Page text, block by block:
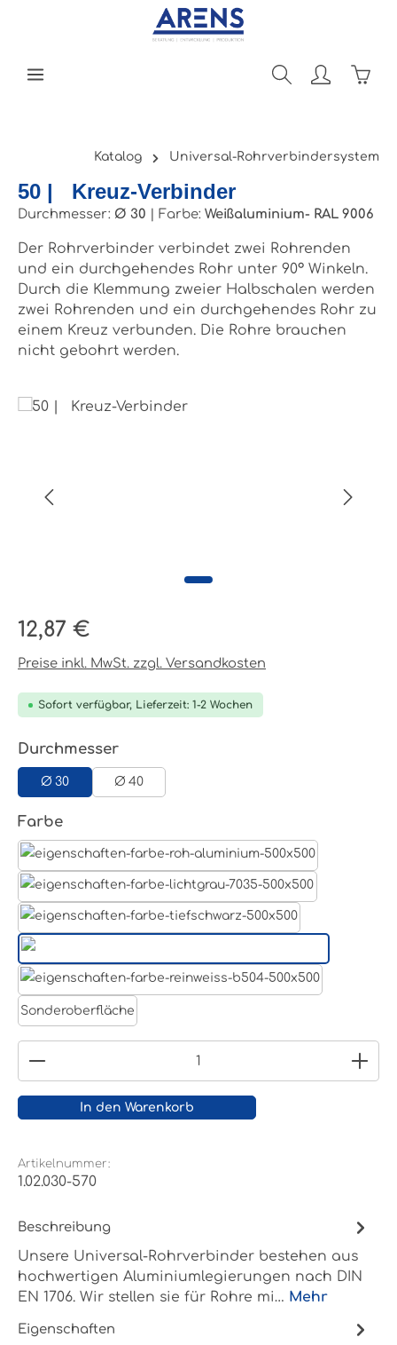
Zum Hauptinhalt springen
Katalog Universal-Rohrverbindersystem
50 | Kreuz-Verbinder
Durchmesser: Ø 30 Farbe: Weißaluminium- RAL 9006
Der Rohrverbinder verbindet zwei Rohrenden
und ein durchgehendes Rohr unter 90° Winkeln.
Durch die Klemmung zweier Halbschalen werden
zwei Rohrenden und ein durchgehendes Rohr zu
einem Kreuz verbunden. Die Rohre brauchen
nicht gebohrt werden.
Bildergalerie überspringen
Regulärer Preis:
12,87 €
Preise inkl. MwSt. zzgl. Versandkosten
Sofort verfügbar, Lieferzeit: 1-2 Wochen
Durchmesserauswählen
Ø 30 Ø 40
Farbeauswählen
Weißaluminium- RAL 9006
Sonderoberfläche
Produkt Anzahl: Gib den gewünschten Wert
In den Warenkorb
Artikelnummer:
1.02.030-570
Beschreibung
Unsere Universal-Rohrverbinder bestehen aus
hochwertigen Aluminiumlegierungen nach DIN
EN 1706. Wir stellen sie für Rohre mi… Mehr
Eigenschaften